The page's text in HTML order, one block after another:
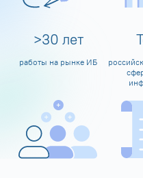
>30 лет
работы на рынке ИБ